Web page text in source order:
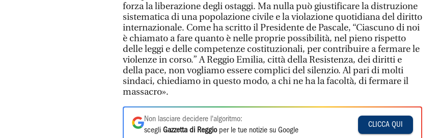
forza la liberazione degli ostaggi. Ma nulla può giustificare la distruzione
sistematica di una popolazione civile e la violazione quotidiana del diritto
internazionale. Come ha scritto il Presidente de Pascale, “Ciascuno di noi
è chiamato a fare quanto è nelle proprie possibilità, nel pieno rispetto
delle leggi e delle competenze costituzionali, per contribuire a fermare le
violenze in corso.” A Reggio Emilia, città della Resistenza, dei diritti e
della pace, non vogliamo essere complici del silenzio. Al pari di molti
sindaci, chiediamo in questo modo, a chi ne ha la facoltà, di fermare il
massacro».
Non lasciare decidere l'algoritmo:
scegli Gazzetta di Reggioper le tue notizie su Google
CLICCA QUI